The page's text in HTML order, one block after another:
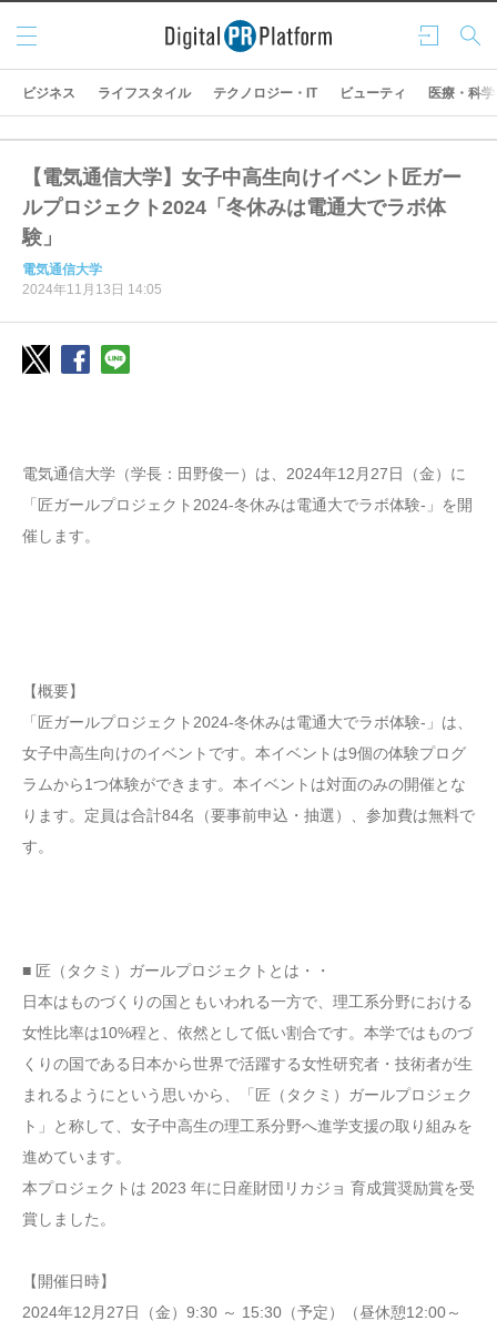
ログ
イン
検索
メニ
ュー
ビジネス ライフスタイル テクノロジー・IT ビューティ 医療・科学
【電気通信大学】女子中高生向けイベント匠ガー
ルプロジェクト2024「冬休みは電通大でラボ体
験」
電気通信大学
2024年11月13日 14:05
電気通信大学（学長：田野俊一）は、2024年12月27日（金）に
「匠ガールプロジェクト2024-冬休みは電通大でラボ体験-」を開
催します。
【概要】
「匠ガールプロジェクト2024-冬休みは電通大でラボ体験-」は、
女子中高生向けのイベントです。本イベントは9個の体験プログ
ラムから1つ体験ができます。本イベントは対面のみの開催とな
ります。定員は合計84名（要事前申込・抽選）、参加費は無料で
す。
■ 匠（タクミ）ガールプロジェクトとは・・
日本はものづくりの国ともいわれる一方で、理工系分野における
女性比率は10%程と、依然として低い割合です。本学ではものづ
くりの国である日本から世界で活躍する女性研究者・技術者が生
まれるようにという思いから、「匠（タクミ）ガールプロジェク
ト」と称して、女子中高生の理工系分野へ進学支援の取り組みを
進めています。
本プロジェクトは 2023 年に日産財団リカジョ 育成賞奨励賞を受
賞しました。
【開催日時】
2024年12月27日（金）9:30 ～ 15:30（予定）（昼休憩12:00～